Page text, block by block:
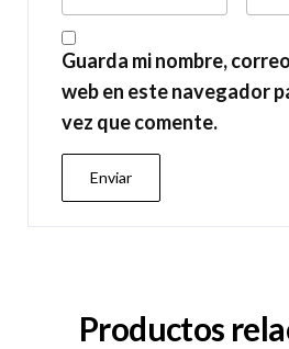
Guarda mi nombre,
web en este navegador
vez que comente.
Productos